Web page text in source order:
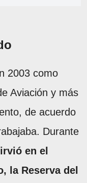
2003 como
Aviación y más
de acuerdo
Durante
en el
la Reserva del